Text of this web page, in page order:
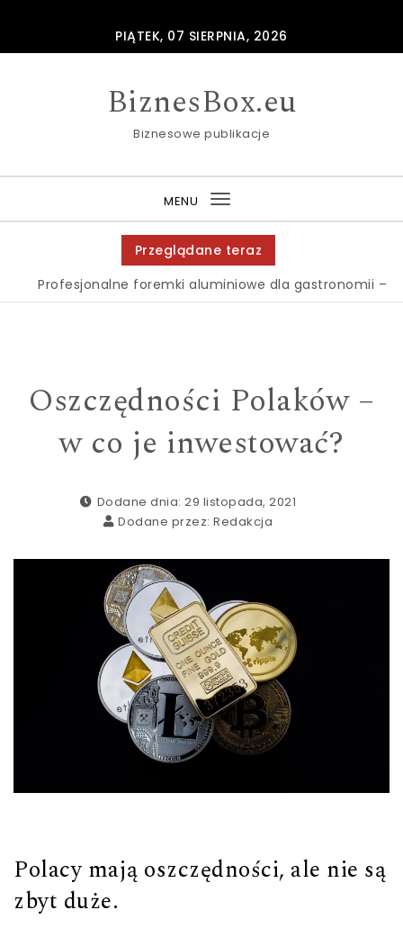
PIĄTEK, 07 SIERPNIA, 2026
BiznesBox.eu
Biznesowe publikacje
MENU
Toggle
navigation
Przeglądane teraz
Profesjonalne foremki aluminiowe dla gastronomii –
Oszczędności Polaków –
w co je inwestować?
Dodane dnia: 29 listopada, 2021
Dodane przez:Redakcja
Polacy mają oszczędności, ale nie są
zbyt duże.